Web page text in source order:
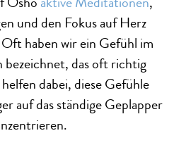
und den Fokus auf Herz
haben wir ein Gefühl im
das oft richtig
dabei, diese Gefühle
auf das ständige Geplapper